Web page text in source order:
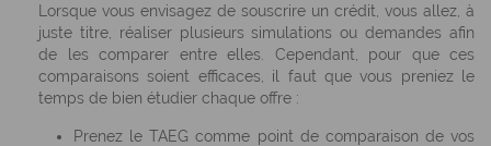
Lorsque vous envisagez de souscrire un crédit, vous allez, à
juste titre, réaliser plusieurs simulations ou demandes afin
de les comparer entre elles. Cependant, pour que ces
comparaisons soient efficaces, il faut que vous preniez le
temps de bien étudier chaque offre :
Prenez le TAEG comme point de comparaison de vos